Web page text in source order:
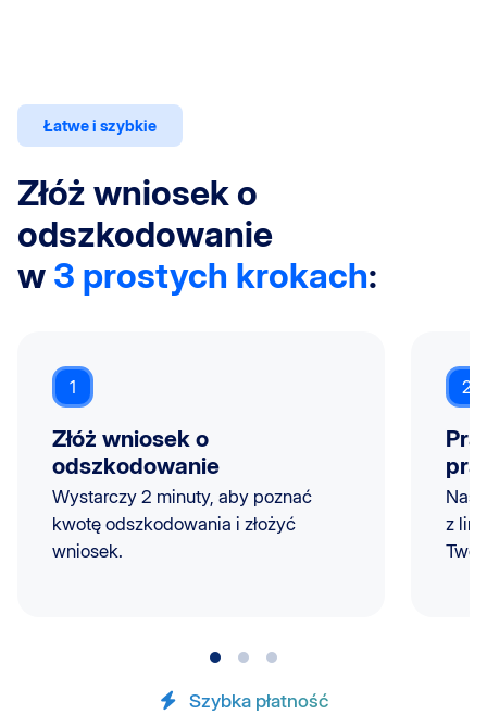
Łatwe i szybkie
Złóż wniosek o
odszkodowanie
w 3 prostych krokach:
1
Złóż wniosek o
odszkodowanie
Wystarczy 2 minuty, aby poznać
kwotę odszkodowania i złożyć
wniosek.
2
Nasi
z
Szybka płatność